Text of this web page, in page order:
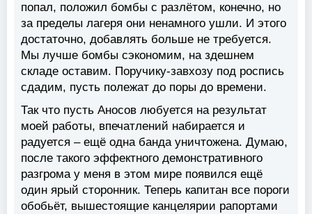
попал, положил бомбы с разлётом, конечно, но
за пределы лагеря они ненамного ушли. И этого
достаточно, добавлять больше не требуется.
Мы лучше бомбы сэкономим, на здешнем
складе оставим. Поручику-завхозу под роспись
сдадим, пусть полежат до поры до времени.
Так что пусть Аносов любуется на результат
моей работы, впечатлений набирается и
радуется – ещё одна банда уничтожена. Думаю,
после такого эффектного демонстративного
разгрома у меня в этом мире появился ещё
один ярый сторонник. Теперь капитан все пороги
обобьёт, вышестоящие канцелярии рапортами